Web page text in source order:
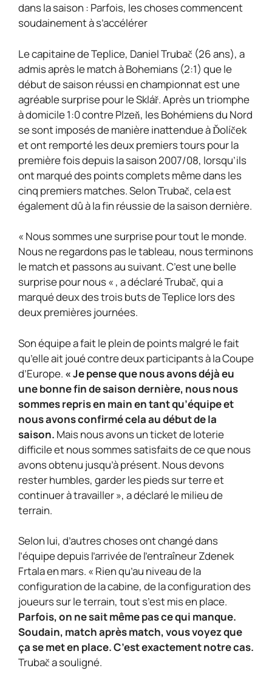
dans la saison : Parfois, les choses commencent
soudainement à s’accélérer
Le capitaine de Teplice, Daniel Trubač (26 ans), a
admis après le match à Bohemians (2:1) que le
début de saison réussi en championnat est une
agréable surprise pour le Sklář. Après un triomphe
à domicile 1:0 contre Plzeň, les Bohémiens du Nord
se sont imposés de manière inattendue à Ďolíček
et ont remporté les deux premiers tours pour la
première fois depuis la saison 2007/08, lorsqu’ils
ont marqué des points complets même dans les
cinq premiers matches. Selon Trubač, cela est
également dû à la fin réussie de la saison dernière.
« Nous sommes une surprise pour tout le monde.
Nous ne regardons pas le tableau, nous terminons
le match et passons au suivant. C’est une belle
surprise pour nous « , a déclaré Trubač, qui a
marqué deux des trois buts de Teplice lors des
deux premières journées.
Son équipe a fait le plein de points malgré le fait
qu’elle ait joué contre deux participants à la Coupe
d’Europe. « Je pense que nous avons déjà eu
une bonne fin de saison dernière, nous nous
sommes repris en main en tant qu’équipe et
nous avons confirmé cela au début de la
saison. Mais nous avons un ticket de loterie
difficile et nous sommes satisfaits de ce que nous
avons obtenu jusqu’à présent. Nous devons
rester humbles, garder les pieds sur terre et
continuer à travailler », a déclaré le milieu de
terrain.
Selon lui, d’autres choses ont changé dans
l’équipe depuis l’arrivée de l’entraîneur Zdenek
Frtala en mars. « Rien qu’au niveau de la
configuration de la cabine, de la configuration des
joueurs sur le terrain, tout s’est mis en place.
Parfois, on ne sait même pas ce qui manque.
Soudain, match après match, vous voyez que
ça se met en place. C’est exactement notre cas.
Trubač a souligné.